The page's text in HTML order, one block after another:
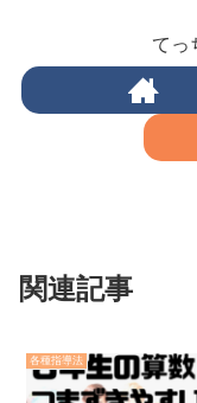
てっ
関連記事
各種指導法